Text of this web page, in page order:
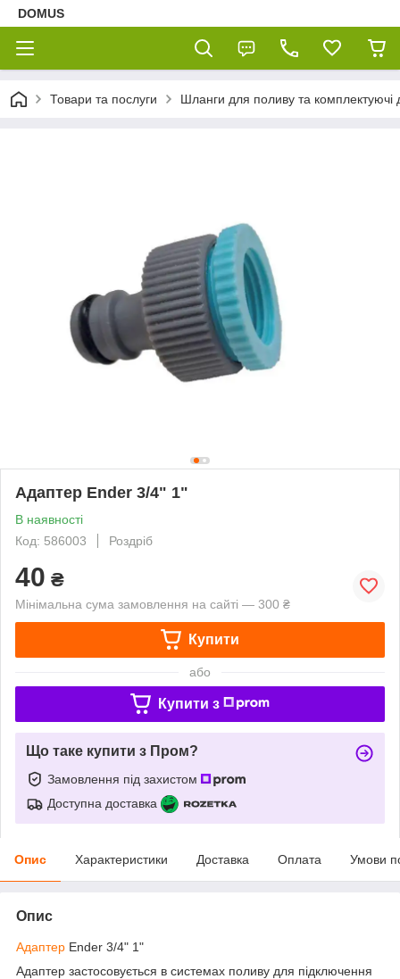
DOMUS
Товари та послуги Шланги для поливу та комплектуючі
Адаптер Ender 3/4" 1"
В наявності
Код: 586003
Роздріб
40 ₴
Мінімальна сума замовлення на сайті — 300 ₴
Купити
або
Купити з
Що таке купити з Пром?
Замовлення під захистом
Доступна доставка
Опис Характеристики Доставка Оплата Умови
Опис
Адаптер Ender 3/4" 1"
Адаптер застосовується в системах поливу для підключення